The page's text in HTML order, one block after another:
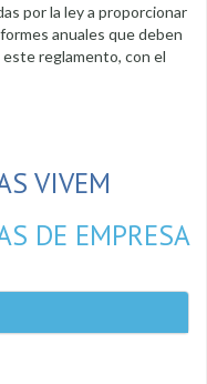
por la ley a proporcionar
anuales que deben
reglamento, con el
VIVEM
DE EMPRESA